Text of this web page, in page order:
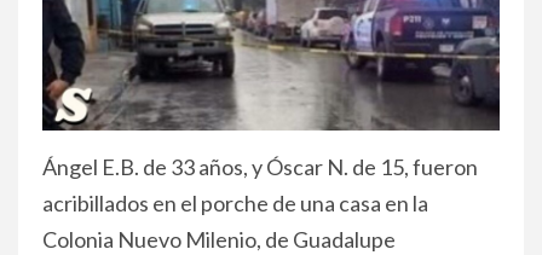
Ángel E.B. de 33 años, y Óscar N. de 15, fueron
acribillados en el porche de una casa en la
Colonia Nuevo Milenio, de Guadalupe